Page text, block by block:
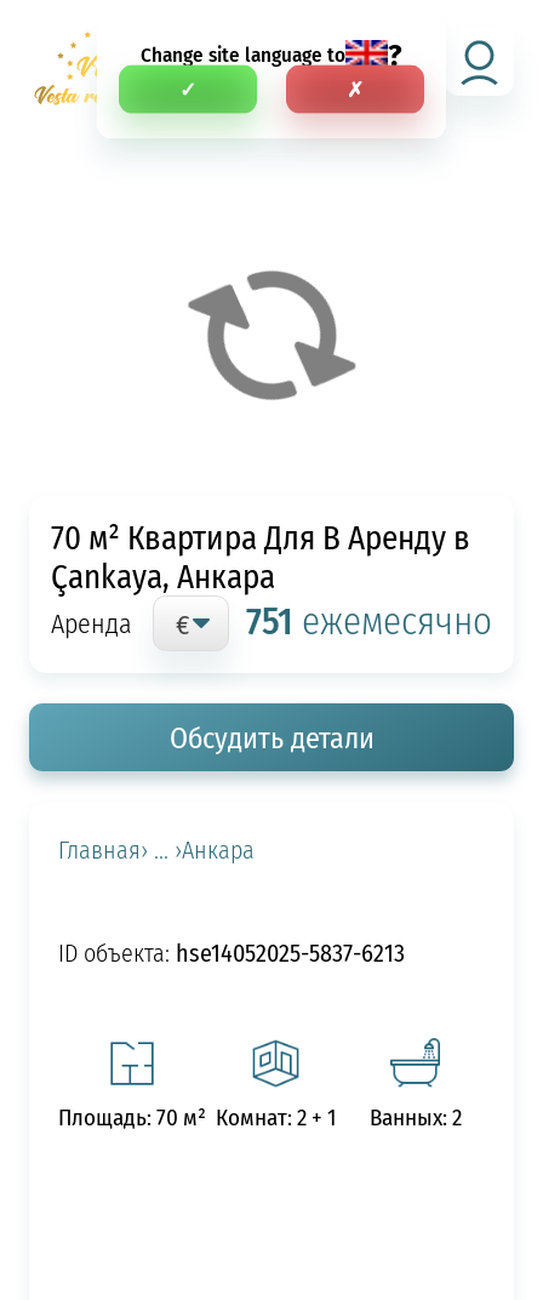
Change site language to ?
✓ ✗
RU
70 м² Квартира Для В Аренду в
Çankaya, Анкара
Аренда 751 ежемесячно
Обсудить детали
Главная› ... ›Анкара
ID объекта: hse14052025-5837-6213
Площадь: 70 м² Комнат: 2 + 1 Ванных: 2